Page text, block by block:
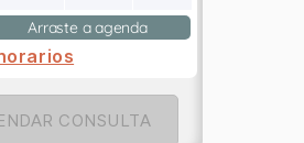
Arraste a agenda
CONSULTA